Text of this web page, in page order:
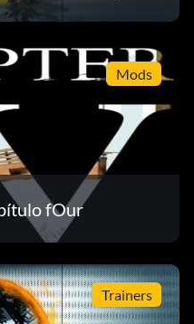
Mods
fOur
Trainers